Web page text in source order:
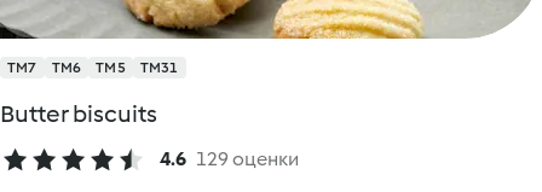
TM7 TM6 TM5 TM31
Butter biscuits
4.6 129 оценки